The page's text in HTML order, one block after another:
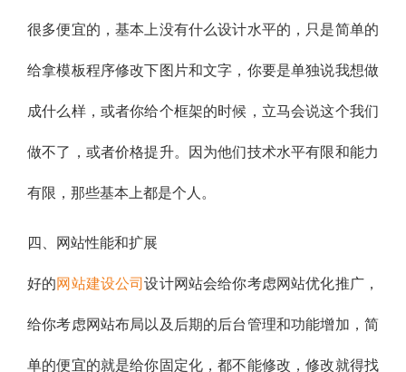
很多便宜的，基本上没有什么设计水平的，只是简单的
给拿模板程序修改下图片和文字，你要是单独说我想做
成什么样，或者你给个框架的时候，立马会说这个我们
做不了，或者价格提升。因为他们技术水平有限和能力
有限，那些基本上都是个人。
四、网站性能和扩展
好的网站建设公司设计网站会给你考虑网站优化推广，
给你考虑网站布局以及后期的后台管理和功能增加，简
单的便宜的就是给你固定化，都不能修改，修改就得找